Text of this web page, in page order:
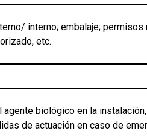
interno; embalaje; permisos
etc.
agente biológico en la
de actuación en caso de